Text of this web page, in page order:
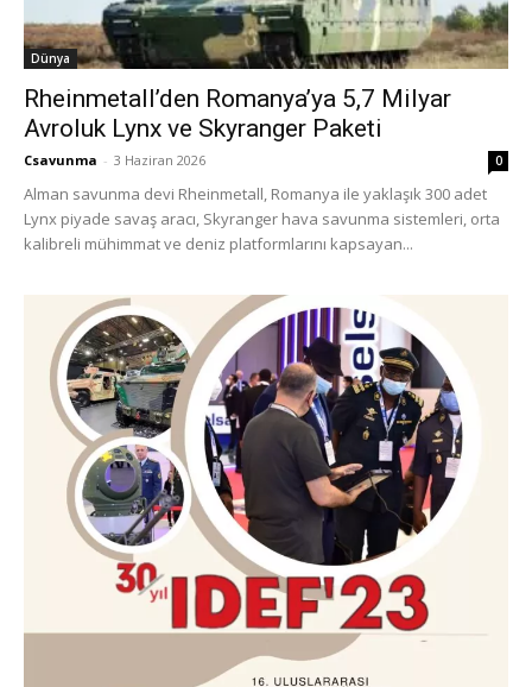
Dünya
Rheinmetall’den Romanya’ya 5,7 Milyar
Avroluk Lynx ve Skyranger Paketi
Csavunma - 3 Haziran 2026 0
Alman savunma devi Rheinmetall, Romanya ile yaklaşık 300 adet
Lynx piyade savaş aracı, Skyranger hava savunma sistemleri, orta
kalibreli mühimmat ve deniz platformlarını kapsayan...